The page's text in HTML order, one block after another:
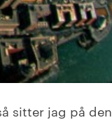
sitter jag på den